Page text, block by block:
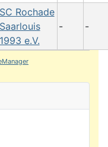
SC Rochade
Saarlouis
1993 e.V.
- -